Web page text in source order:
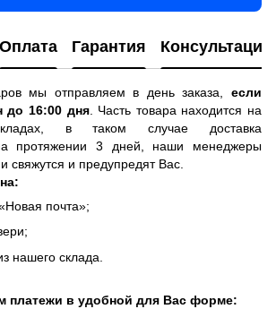
Оплата Гарантия Консультация
мы отправляем в день заказа, если
16:00 дня. Часть товара находится на
в таком случае доставка
протяжении 3 дней, наши менеджеры
свяжутся и предупредят Вас.
почта»;
нашего склада.
платежи в удобной для Вас форме: